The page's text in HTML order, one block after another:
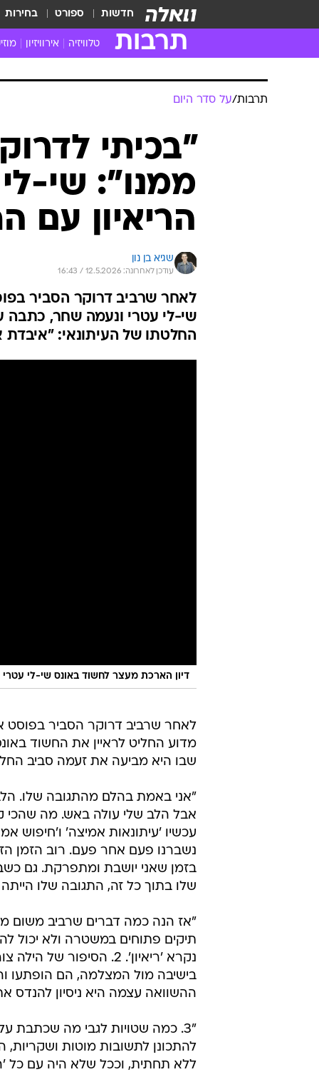
חדשות ספורט בחירות
תרבות טלוויזיה
טלוויזיה ישראלית
טלוויזיה מחו"ל
סדרות מומלצות
האח הגדול
אירוויזיון
על סדר היום
"בכיתי
ממנו": שי-
דיון הארכת מעצר לחשוד באונס שי-לי עטרי
לאחר שרביב דרוקר הסביר בפוסט
מדוע החליט לראיין את החשוד
שבו היא מביעה את זעמה סביב
"אני באמת בהלם מהתגובה שלו.
אבל הלב שלי עולה באש. מה שהכי
עכשיו 'עיתונאות אמיצה' ו'חיפוש
נשברנו פעם אחר פעם. רוב הזמן
בזמן שאני יושבת ומתפרקת. גם
שלו בתוך כל זה, התגובה שלו